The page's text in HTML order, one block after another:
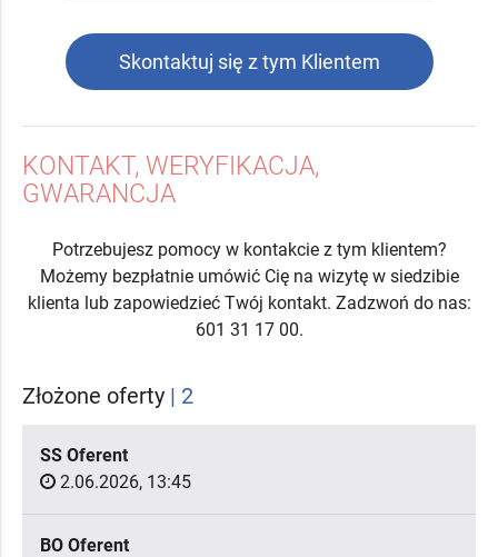
Skontaktuj się z tym Klientem
KONTAKT, WERYFIKACJA,
GWARANCJA
Potrzebujesz pomocy w kontakcie z tym klientem?
Możemy bezpłatnie umówić Cię na wizytę w siedzibie
klienta lub zapowiedzieć Twój kontakt. Zadzwoń do nas:
601 31 17 00.
Złożone oferty | 2
SS Oferent
2.06.2026, 13:45
BO Oferent